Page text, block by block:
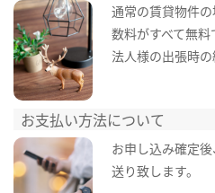
通常の賃貸物件
数料がすべて無料
法人様の出張時の
お支払い方法について
お申し込み確定
送り致します。